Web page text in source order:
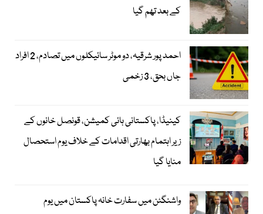
کے بعد تھم گیا
احمد پور شرقیہ، دو موٹر سائیکلوں میں تصادم، 2 افراد
جاں بحق، 3 زخمی
کینیڈا، پاکستانی ہائی کمیشن، قونصل خانوں کے
زیر اہتمام بھارتی اقدامات کے خلاف یوم استحصال
منایا گیا
واشنگٹن میں سفارت خانہ پاکستان میں یوم